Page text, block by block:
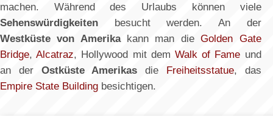
machen. Während des Urlaubs können viele
Sehenswürdigkeiten besucht werden. An der
Westküste von Amerikakann man dieGolden Gate
Bridge,Alcatraz, Hollywood mit dem Walk of Fame und
an der Ostküste Amerikas die Freiheitsstatue, das
Empire State Building besichtigen.